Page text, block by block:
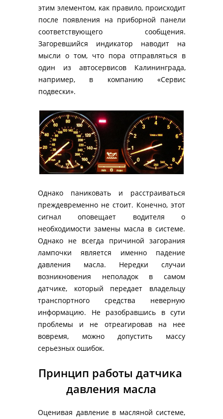
этим элементом, как правило, происходит
после появления на приборной панели
соответствующего сообщения.
Загоревшийся индикатор наводит на
мысли о том, что пора отправляться в
один из автосервисов Калининграда,
например, в компанию «Сервис
подвески».
Принцип работы датчика
давления масла
Оценивая давление в масляной системе,
Однако паниковать и расстраиваться
преждевременно не стоит. Конечно, этот
сигнал оповещает водителя о
необходимости замены масла в системе.
Однако не всегда причиной загорания
лампочки является именно падение
давления масла. Нередки случаи
возникновения неполадок в самом
датчике, который передает владельцу
транспортного средства неверную
информацию. Не разобравшись в сути
проблемы и не отреагировав на нее
вовремя, можно допустить массу
серьезных ошибок.